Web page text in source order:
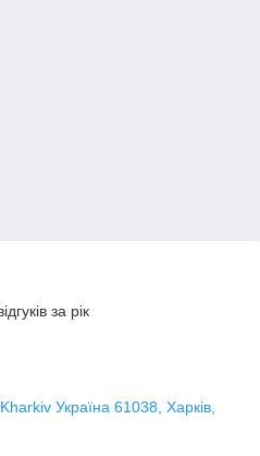
за рік
Україна 61038, Харків,